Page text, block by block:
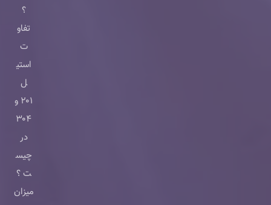
؟
تفاو
ت
استی
ل
۲۰۱ و
۳۰۴
در
چیس
ت ؟
میزان